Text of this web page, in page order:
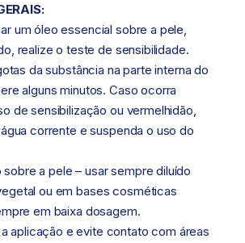
um óleo essencial sobre a pele,
realize o teste de sensibilidade.
da substância na parte interna do
alguns minutos. Caso ocorra
de sensibilização ou vermelhidão,
corrente e suspenda o uso do
sobre a pele – usar sempre diluído
ou em bases cosméticas
em baixa dosagem.
aplicação e evite contato com áreas